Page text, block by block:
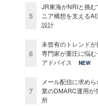
5
JR東海がNRIと挑
ニア構想を支える
設計
6
未曾有のトレンド
専門家が重圧に悩
アドバイス
NEW
7
メール配信に求め
業のDMARC運用が
所